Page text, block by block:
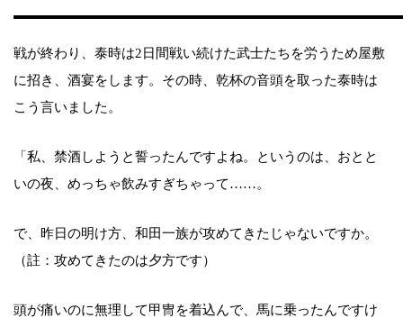
戦が終わり、泰時は2日間戦い続けた武士たちを労うため屋敷
に招き、酒宴をします。その時、乾杯の音頭を取った泰時は
こう言いました。
「私、禁酒しようと誓ったんですよね。というのは、おとと
いの夜、めっちゃ飲みすぎちゃって……。
で、昨日の明け方、和田一族が攻めてきたじゃないですか。
（註：攻めてきたのは夕方です）
頭が痛いのに無理して甲冑を着込んで、馬に乗ったんですけ